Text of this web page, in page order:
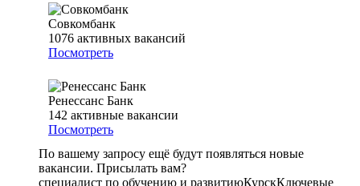
Совкомбанк
1076 активных вакансий
Посмотреть
Ренессанс Банк
142 активные вакансии
Посмотреть
По вашему запросу ещё будут появляться новые
вакансии. Присылать вам?
специалист по обучению и развитиюКурскКлючевые